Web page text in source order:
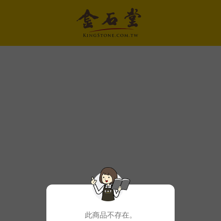
此商品不存在。